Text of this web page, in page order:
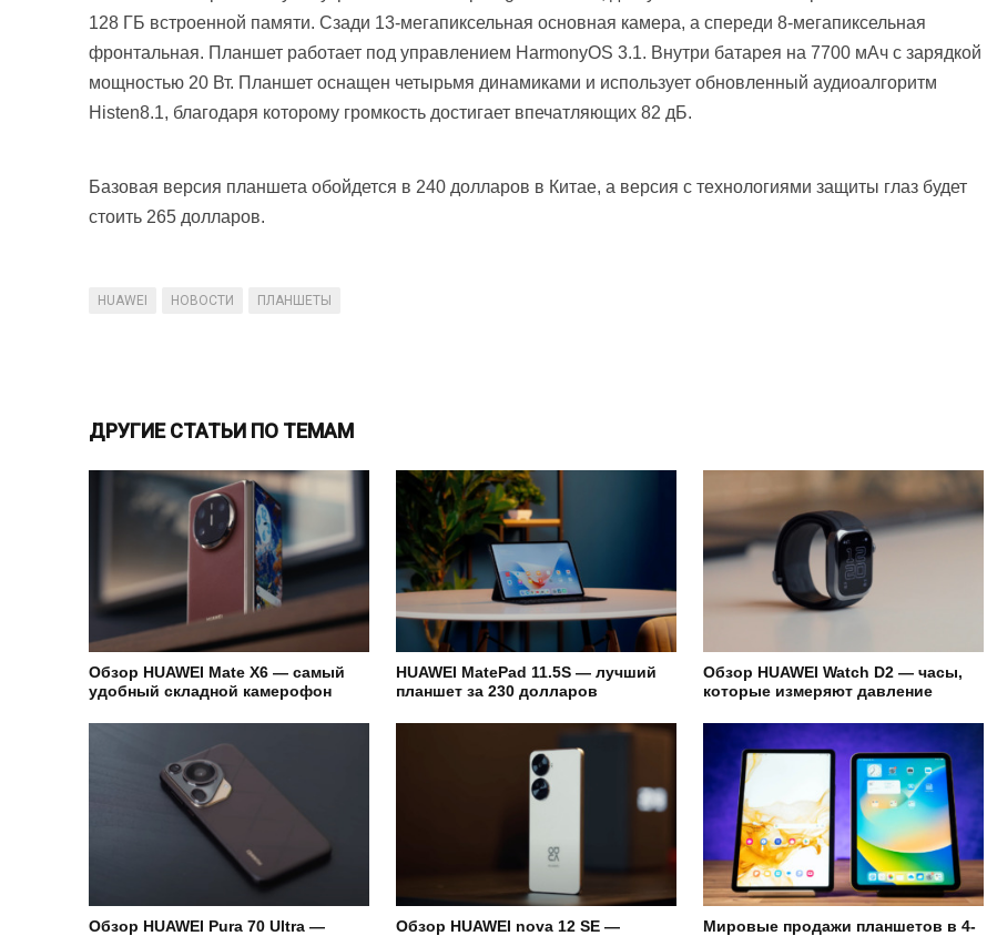
128 ГБ встроенной памяти. Сзади 13-мегапиксельная основная камера, а спереди 8-мегапиксельная
фронтальная. Планшет работает под управлением HarmonyOS 3.1. Внутри батарея на 7700 мАч с зарядкой
мощностью 20 Вт. Планшет оснащен четырьмя динамиками и использует обновленный аудиоалгоритм
Histen8.1, благодаря которому громкость достигает впечатляющих 82 дБ.
Базовая версия планшета обойдется в 240 долларов в Китае, а версия с технологиями защиты глаз будет
стоить 265 долларов.
HUAWEI НОВОСТИ ПЛАНШЕТЫ
ДРУГИЕ СТАТЬИ ПО ТЕМАМ
Обзор HUAWEI Mate X6 — самый
удобный складной камерофон
HUAWEI MatePad 11.5S — лучший
планшет за 230 долларов
Обзор HUAWEI Watch D2 — часы,
которые измеряют давление
Обзор HUAWEI Pura 70 Ultra —
Обзор HUAWEI nova 12 SE —
Мировые продажи планшетов в 4-